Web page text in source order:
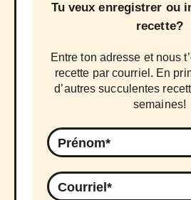
Tu veux enregistrer ou
recette?
Entre ton adresse et nous
recette par courriel. En
d’autres succulentes
semaines!